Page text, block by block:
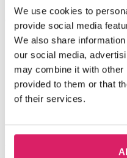
We use cookies to
provide social media
We also share
our social media,
may combine it with other
provided to them or that
of their services.
Anderen kochten ook